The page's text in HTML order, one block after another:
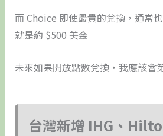
而 Choice 即使最貴的兌換，通常
就是約 $500 美金
未來如果開放點數兌換，我應該會
台灣新增 IHG、